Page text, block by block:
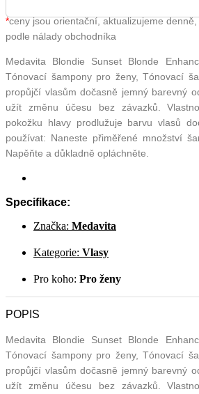
*ceny jsou orientační, aktualizujeme
podle nálady obchodníka
Medavita Blondie Sunset Blonde
Tónovací šampony pro ženy, Tónovací
propůjčí vlasům dočasně jemný barevný
užít změnu účesu bez závazků.
pokožku hlavy prodlužuje barvu vlasů
používat: Naneste přiměřené množství
Napěňte a důkladně opláchněte.
Specifikace:
Značka: Medavita
Kategorie: Vlasy
Pro koho: Pro ženy
POPIS
Medavita Blondie Sunset Blonde
Tónovací šampony pro ženy, Tónovací
propůjčí vlasům dočasně jemný barevný
užít změnu účesu bez závazků.